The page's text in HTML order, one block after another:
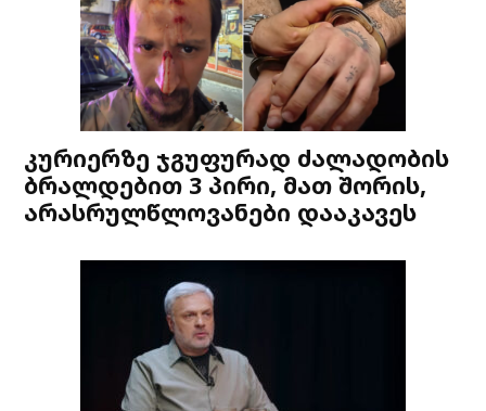
კურიერზე ჯგუფურად ძალადობის
ბრალდებით 3 პირი, მათ შორის,
არასრულწლოვანები დააკავეს